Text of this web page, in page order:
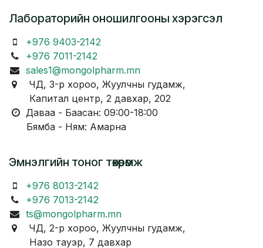
Лабораторийн оношилгооны хэрэгсэл
+976 9403-2142
+976 7011-2142
sales1@mongolpharm.mn
ЧД, 3-р хороо, Жуулчны гудамж,
Капитал центр, 2 давхар, 202
Даваа - Баасан: 09:00-18:00
Бямба - Ням: Амарна
Эмнэлгийн тоног төхөөрөмж
+976 8013-2142
+976 7013-2142
ts@mongolpharm.mn
ЧД, 2-р хороо, Жуулчны гудамж,
Назо тауэр, 7 давхар